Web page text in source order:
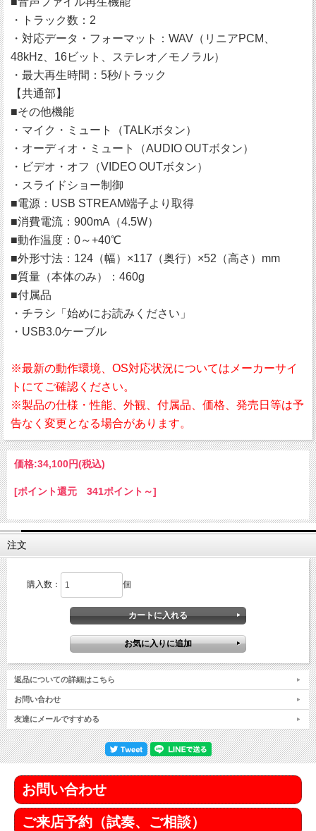
・トラック数：2
・対応データ・フォーマット：WAV（リニアPCM、
48kHz、16ビット、ステレオ／モノラル）
・最大再生時間：5秒/トラック
【共通部】
■その他機能
・マイク・ミュート（TALKボタン）
・オーディオ・ミュート（AUDIO OUTボタン）
・ビデオ・オフ（VIDEO OUTボタン）
・スライドショー制御
■電源：USB STREAM端子より取得
■消費電流：900mA（4.5W）
■動作温度：0～+40℃
■外形寸法：124（幅）×117（奥行）×52（高さ）mm
■質量（本体のみ）：460g
■付属品
・チラシ「始めにお読みください」
・USB3.0ケーブル
※最新の動作環境、OS対応状況についてはメーカーサイ
トにてご確認ください。
※製品の仕様・性能、外観、付属品、価格、発売日等は予
告なく変更となる場合があります。
価格:34,100円(税込)
[ポイント還元 341ポイント～]
注文
購入数： 個
返品についての詳細はこちら
お問い合わせ
友達にメールですすめる
お問い合わせ
ご来店予約（試奏、ご相談）